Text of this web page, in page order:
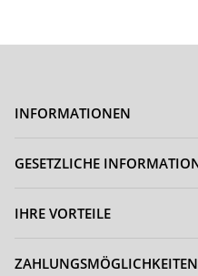
INFORMATIONEN
GESETZLICHE
IHRE VORTEILE
ZAHLUNGSMÖGLICHKEITEN